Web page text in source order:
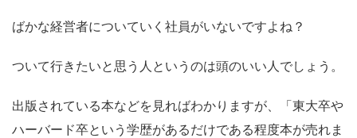
ばかな経営者についていく社員がいないですよね？
ついて行きたいと思う人というのは頭のいい人でしょう。
出版されている本などを見ればわかりますが、「東大卒や
ハーバード卒という学歴があるだけである程度本が売れま